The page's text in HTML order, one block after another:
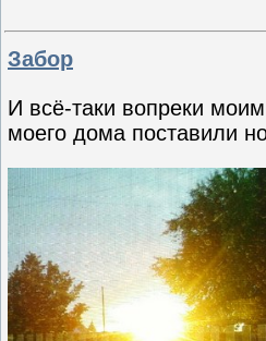
Забор
И всё-таки вопреки
моего дома поставили